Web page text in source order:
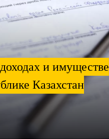
и имуществе
Казахстан